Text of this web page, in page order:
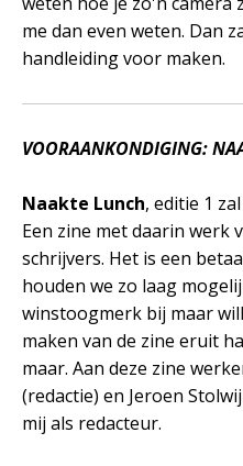
me dan even weten. Dan
handleiding voor maken.
VOORAANKONDIGING:
Naakte Lunch, editie 1
Een zine met daarin werk
schrijvers. Het is een
houden we zo laag
winstoogmerk bij maar
maken van de zine eruit
maar. Aan deze zine
(redactie) en Jeroen
mij als redacteur.